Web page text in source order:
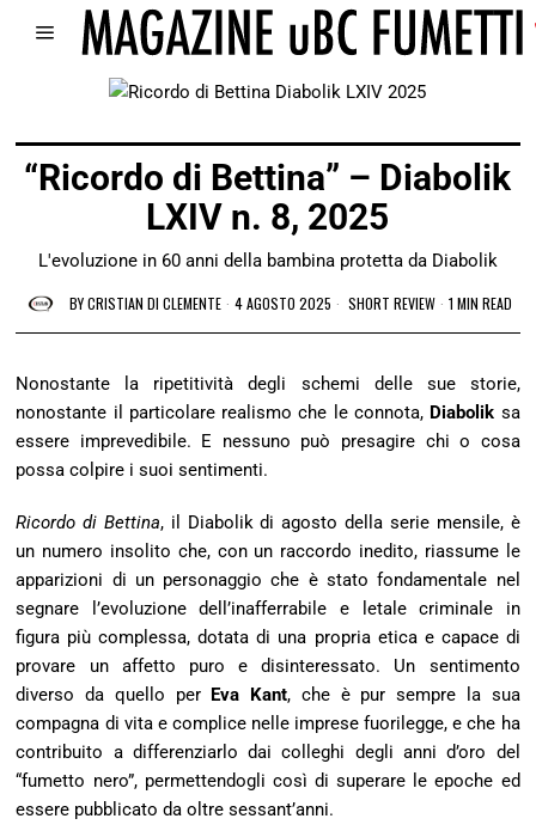
“Ricordo di Bettina” – Diabolik
LXIV n. 8, 2025
L'evoluzione in 60 anni della bambina protetta da Diabolik
BYCRISTIAN DI CLEMENTE 4 AGOSTO 2025 SHORT REVIEW 1 MIN READ
Nonostante la ripetitività degli schemi delle sue storie,
nonostante il particolare realismo che le connota, Diabolik sa
essere imprevedibile. E nessuno può presagire chi o cosa
possa colpire i suoi sentimenti.
Ricordo di Bettina, il Diabolik di agosto della serie mensile, è
un numero insolito che, con un raccordo inedito, riassume le
apparizioni di un personaggio che è stato fondamentale nel
segnare l’evoluzione dell’inafferrabile e letale criminale in
figura più complessa, dotata di una propria etica e capace di
provare un affetto puro e disinteressato. Un sentimento
diverso da quello per Eva Kant, che è pur sempre la sua
compagna di vita e complice nelle imprese fuorilegge, e che ha
contribuito a differenziarlo dai colleghi degli anni d’oro del
“fumetto nero”, permettendogli così di superare le epoche ed
essere pubblicato da oltre sessant’anni.